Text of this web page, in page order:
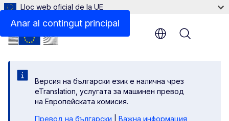
Anar al contingut principal
Lloc web oficial de la UE
Версия на български език е налична чрез
eTranslation, услугата за машинен превод
на Европейската комисия.
Превод на български
Важна информация
Menu